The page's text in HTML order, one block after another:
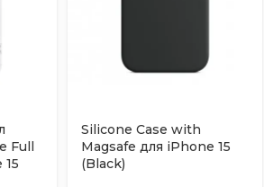
Full
Silicone Case with
Magsafe для iPhone 15
(Black)